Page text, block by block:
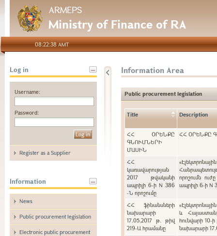
ARMEPS
Ministry of Finance of RA
08:22:38 AMT
Log in
Username:
Password:
Register as a Supplier
Information
News
Public procurement legislation
Electronic public procurement
Information Area
Public procurement legislation
Title Description
ՀՀ ՕՐԵՆՔԸ
ԳՆՈՒՄՆԵՐԻ
ՄԱՍԻՆ
ՀՀ ՕՐԵՆՔԸ
ՀՀ
կառավարության
2017 թվականի
ապրիլի 6-ի N 386
-Ն որոշումը
որոշումն
ապրիլի 6-ի N
ՀՀ ֆինանսների
նախարարի
17.05.2017 թ. թիվ
219-Ա հրամանը
և
հունվարի 10-
նախարարի